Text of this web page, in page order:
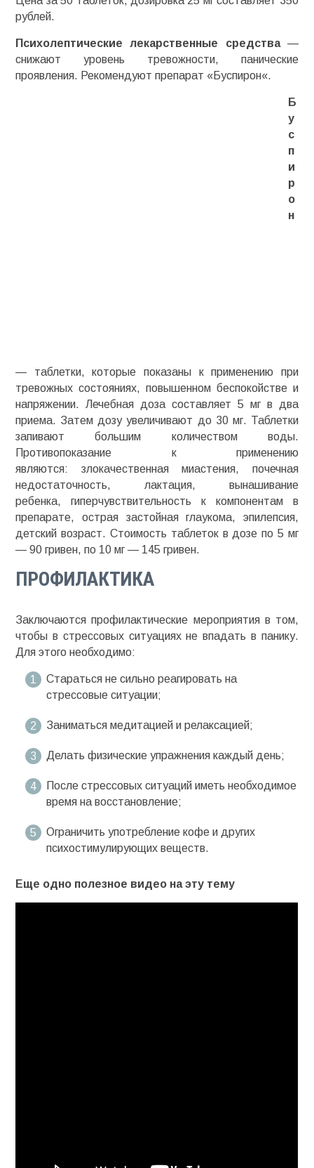
рублей.
Психолептические лекарственные средства—
снижают уровень тревожности, панические
проявления. Рекомендуют препарат «Буспирон«.
Б
у
с
п
и
р
о
н
— таблетки, которые показаны к применению при
тревожных состояниях, повышенном беспокойстве и
напряжении. Лечебная доза составляет 5 мг в два
приема. Затем дозу увеличивают до 30 мг. Таблетки
запивают большим количеством воды.
Противопоказание к применению
являются: злокачественная миастения, почечная
недостаточность, лактация, вынашивание
ребенка,гиперчувствительность к компонентам в
препарате, острая застойнаяглаукома, эпилепсия,
детский возраст. Стоимость таблеток в дозе по 5 мг
— 90 гривен, по 10 мг — 145 гривен.
ПРОФИЛАКТИКА
Заключаются профилактические мероприятия в том,
чтобы в стрессовых ситуациях не впадать в панику.
Для этого необходимо:
Стараться не сильно реагировать на
стрессовые ситуации;
Заниматься медитацией и релаксацией;
Делать физические упражнения каждый день;
После стрессовых ситуаций иметь необходимое
время на восстановление;
Ограничить употребление кофе и других
психостимулирующих веществ.
Еще одно полезное видео на эту тему